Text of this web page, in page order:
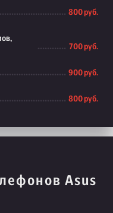
800 руб.
700 руб.
900 руб.
800 руб.
Asus